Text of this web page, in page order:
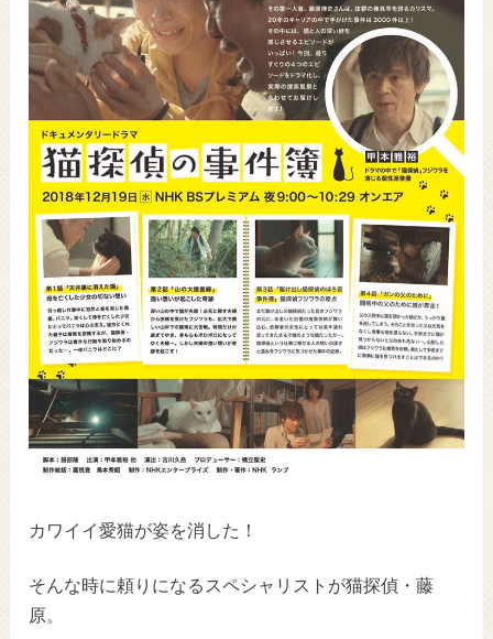
カワイイ愛猫が姿を消した！
そんな時に頼りになるスペシャリストが猫探偵・藤
原。